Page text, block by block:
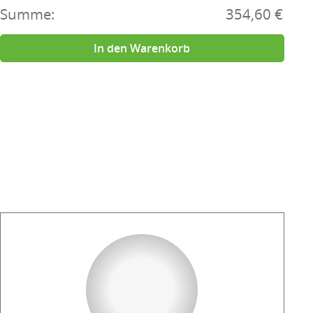
Summe: 354,60 €
In den Warenkorb